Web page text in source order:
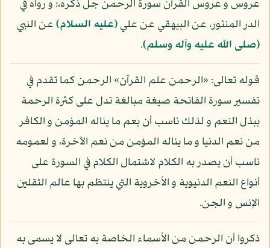
عروس و عروس القرآن سورة الرحمن جل ذكره،: و رواه في
الدر المنثور، عن البيهقي عن علي(عليه السلام)عن النبي
(صلى الله عليه وآله وسلم).
قوله تعالى: «الرحمن علم القرآن» الرحمن كما تقدم في
تفسير سورة الفاتحة صيغة مبالغة تدل على كثرة الرحمة
ببذل النعم و لذلك ناسب أن يعم ما يناله المؤمن و الكافر
من نعم الدنيا و ما يناله المؤمن من نعم الآخرة، و لعمومه
ناسب أن يصدر به الكلام لاشتمال الكلام في السورة على
أنواع النعم الدنيوية و الأخروية التي ينتظم بها عالم الثقلين
الإنس و الجن.
ذكروا أن الرحمن من الأسماء الخاصة به تعالى لا يسمى به